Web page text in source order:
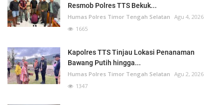
Resmob Polres TTS Bekuk...
Humas Polres Timor Tengah Selatan Agu 4, 2026
1665
Kapolres TTS Tinjau Lokasi Penanaman
Bawang Putih hingga...
Humas Polres Timor Tengah Selatan Agu 2, 2026
1347